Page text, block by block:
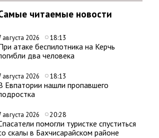
читаемые новости
августа 2026 18:13
атаке беспилотника на Керчь
два человека
августа 2026 18:13
Евпатории нашли пропавшего
августа 2026 20:28
помогли туристке спуститься
скалы в Бахчисарайском районе